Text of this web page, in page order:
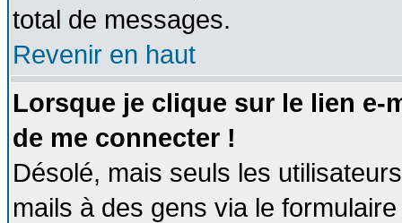
total de messages.
Revenir en haut
Lorsque je clique sur le lien e-
de me connecter !
Désolé, mais seuls les
mails à des gens via le